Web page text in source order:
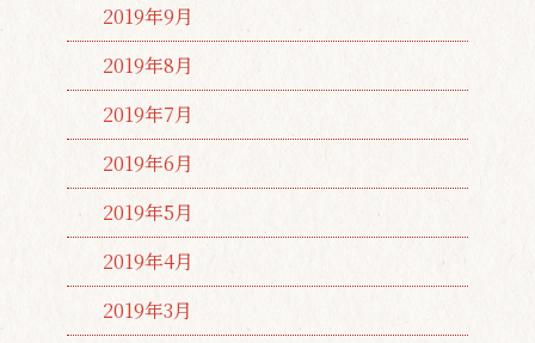
2019年9月
2019年8月
2019年7月
2019年6月
2019年5月
2019年4月
2019年3月